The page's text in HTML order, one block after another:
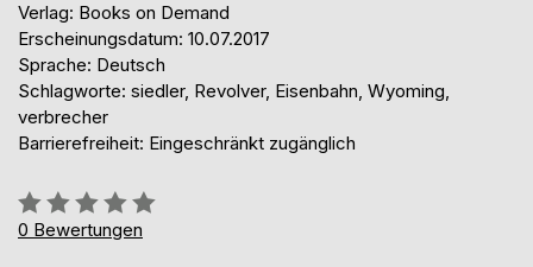
Verlag: Books on Demand
Erscheinungsdatum: 10.07.2017
Sprache: Deutsch
Schlagworte: siedler, Revolver, Eisenbahn, Wyoming,
verbrecher
Barrierefreiheit: Eingeschränkt zugänglich
Bewertung::
0%
0 Bewertungen